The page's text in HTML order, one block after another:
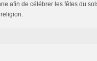
afin de célébrer les fêtes du